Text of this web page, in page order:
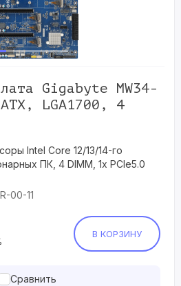
Gigabyte MW34-
LGA1700, 4
Intel Core 12/13/14-го
ПК, 4 DIMM, 1x PCIe5.0
00-11
В КОРЗИНУ
Сравнить